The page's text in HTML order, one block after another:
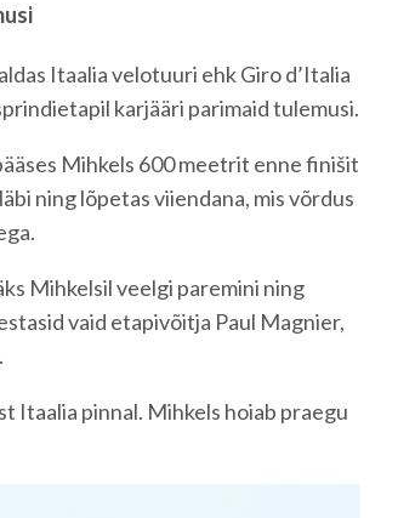
Itaalia velotuuri ehk Giro d’Italia
karjääri parimaid tulemusi.
Mihkels 600 meetrit enne finišit
ning lõpetas viiendana, mis võrdus
Mihkelsil veelgi paremini ning
vaid etapivõitja Paul Magnier,
Itaalia pinnal. Mihkels hoiab praegu